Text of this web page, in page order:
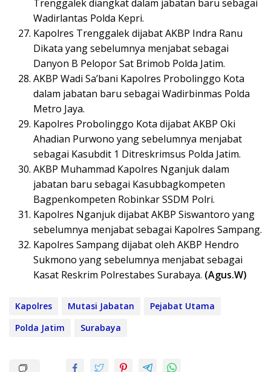
Trenggalek diangkat dalam jabatan baru sebagai
Wadirlantas Polda Kepri.
Kapolres Trenggalek dijabat AKBP Indra Ranu
Dikata yang sebelumnya menjabat sebagai
Danyon B Pelopor Sat Brimob Polda Jatim.
AKBP Wadi Sa’bani Kapolres Probolinggo Kota
dalam jabatan baru sebagai Wadirbinmas Polda
Metro Jaya.
Kapolres Probolinggo Kota dijabat AKBP Oki
Ahadian Purwono yang sebelumnya menjabat
sebagai Kasubdit 1 Ditreskrimsus Polda Jatim.
AKBP Muhammad Kapolres Nganjuk dalam
jabatan baru sebagai Kasubbagkompeten
Bagpenkompeten Robinkar SSDM Polri.
Kapolres Nganjuk dijabat AKBP Siswantoro yang
sebelumnya menjabat sebagai Kapolres Sampang.
Kapolres Sampang dijabat oleh AKBP Hendro
Sukmono yang sebelumnya menjabat sebagai
Kasat Reskrim Polrestabes Surabaya. (Agus.W)
Kapolres Mutasi Jabatan
Pejabat Utama
Polda Jatim
Surabaya